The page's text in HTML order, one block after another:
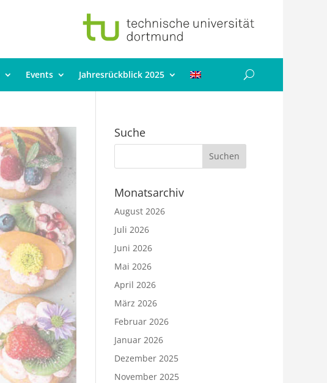
Events Jahresrückblick 2025
Suche
Monatsarchiv
August 2026
Juli 2026
Juni 2026
Mai 2026
April 2026
März 2026
Februar 2026
Januar 2026
Dezember 2025
November 2025